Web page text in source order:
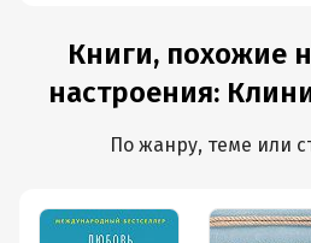
Книги, похожие
настроения:
По жанру, теме или